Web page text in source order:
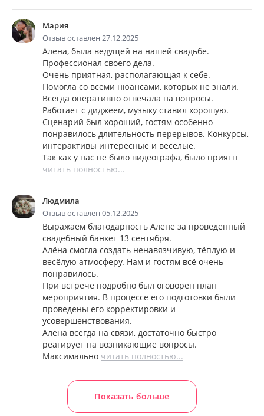
Мария
Отзыв оставлен 27.12.2025
Алена, была ведущей на нашей свадьбе.
Профессионал своего дела.
Очень приятная, располагающая к себе.
Помогла со всеми нюансами, которых не знали.
Всегда оперативно отвечала на вопросы.
Работает с диджеем, музыку ставил хорошую.
Сценарий был хороший, гостям особенно
понравилось длительность перерывов. Конкурсы,
интерактивы интересные и веселые.
Так как у нас не было видеографа, было приятн
читать полностью...
Людмила
Отзыв оставлен 05.12.2025
Выражаем благодарность Алене за проведённый
свадебный банкет 13 сентября.
Алёна смогла создать ненавязчивую, тёплую и
весёлую атмосферу. Нам и гостям всё очень
понравилось.
При встрече подробно был оговорен план
мероприятия. В процессе его подготовки были
проведены его корректировки и
усовершенствования.
Алёна всегда на связи, достаточно быстро
реагирует на возникающие вопросы.
Максимально читать полностью...
Показать больше